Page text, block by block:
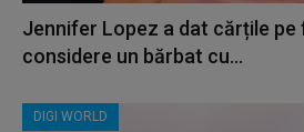
Jennifer Lopez a dat cărțile pe
considere un bărbat cu...
DIGI WORLD